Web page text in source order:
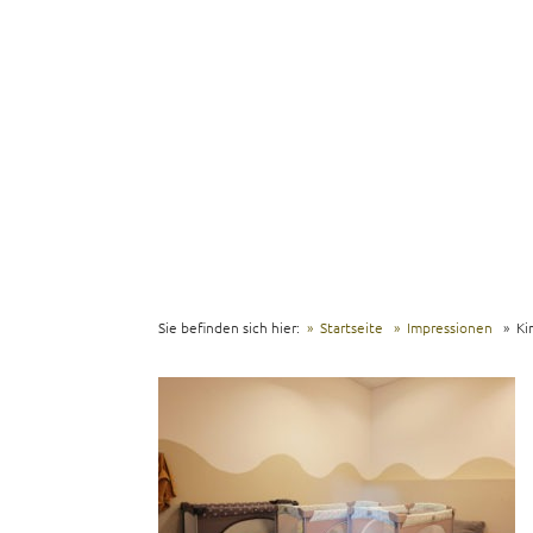
Sie befinden sich hier: Startseite Impressionen